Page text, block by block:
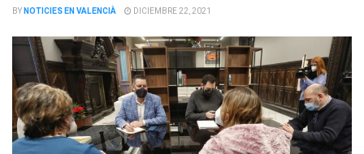
BYNOTICIES EN VALENCIÀ DICIEMBRE 22, 2021